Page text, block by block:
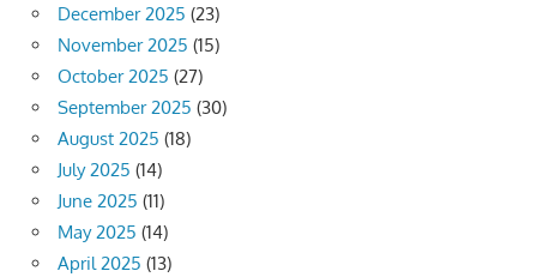
December 2025 (23)
November 2025 (15)
October 2025 (27)
September 2025 (30)
August 2025 (18)
July 2025 (14)
June 2025 (11)
May 2025 (14)
April 2025 (13)